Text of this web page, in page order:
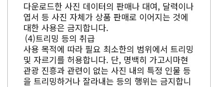
다운로드한 사진 데이터의 판매나 대여, 달력이나
엽서 등 사진 자체가 상품 판매로 이어지는 것에
대한 사용은 금지합니다.
트리밍 등의 취급
사용 목적에 따라 필요 최소한의 범위에서 트리밍
및 자르기를 허용합니다. 단, 명백히 가고시마현
관광 진흥과 관련이 없는 사진 내의 특정 인물 등
을 트리밍하거나 잘라내는 등의 행위는 금지합니